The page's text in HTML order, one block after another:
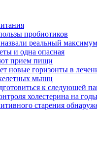
пробиотиков
реальный максимум
и одна опасная
прием пищи
новые горизонты в
мышц
к следующей
холестерина на годы
старения